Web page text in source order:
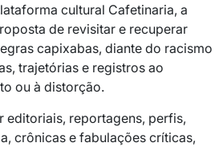
cultural Cafetinaria, a
de revisitar e recuperar
capixabas, diante do racismo
trajetórias e registros ao
ou à distorção.
reportagens, perfis,
crônicas e fabulações críticas,